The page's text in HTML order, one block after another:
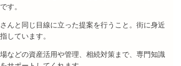
す。
んと同じ目線に立った提案を行うこと。街に身近
しています。
などの資産活用や管理、相続対策まで、専門知識